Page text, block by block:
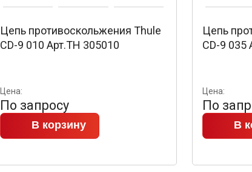
Цепь противоскольжения Thule
CD-9 010 Арт.TH 305010
Цена:
По запросу
В корзину
Цепь
CD-9 035
Цена:
По
В